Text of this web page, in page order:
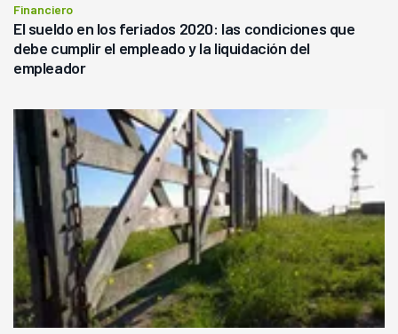
Financiero
El sueldo en los feriados 2020: las condiciones que
debe cumplir el empleado y la liquidación del
empleador